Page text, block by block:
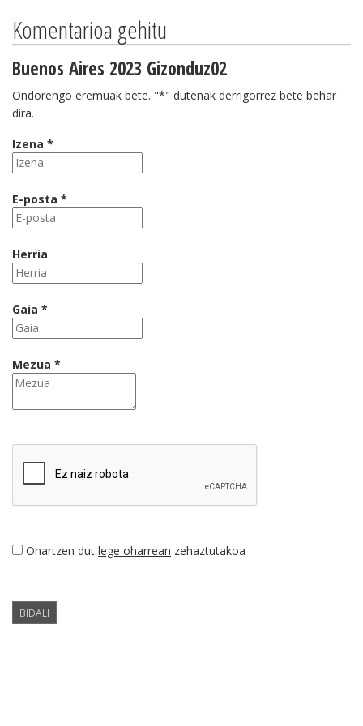
Komentarioa gehitu
Buenos Aires 2023 Gizonduz02
Ondorengo eremuak bete. "*" dutenak derrigorrez bete behar
dira.
Izena *
E-posta *
Herria
Gaia *
Mezua *
Onartzen dut lege oharrean zehaztutakoa
BIDALI